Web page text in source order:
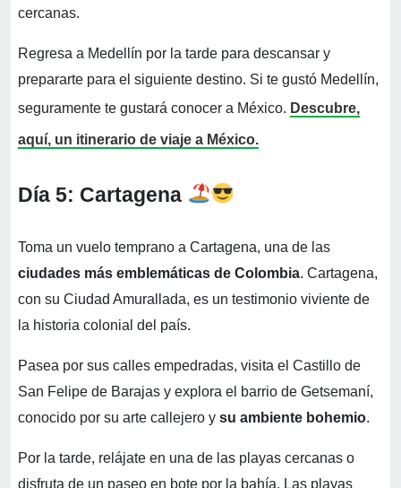
cercanas.
Regresa a Medellín por la tarde para descansar y
prepararte para el siguiente destino. Si te gustó Medellín,
seguramente te gustará conocer a México. Descubre,
aquí, un itinerario de viaje a México.
Día 5: Cartagena
Toma un vuelo temprano a Cartagena, una de las
ciudades más emblemáticas de Colombia. Cartagena,
con su Ciudad Amurallada, es un testimonio viviente de
la historia colonial del país.
Pasea por sus calles empedradas, visita el Castillo de
San Felipe de Barajas y explora el barrio de Getsemaní,
conocido por su arte callejero y su ambiente bohemio.
Por la tarde, relájate en una de las playas cercanas o
disfruta de un paseo en bote por la bahía. Las playas